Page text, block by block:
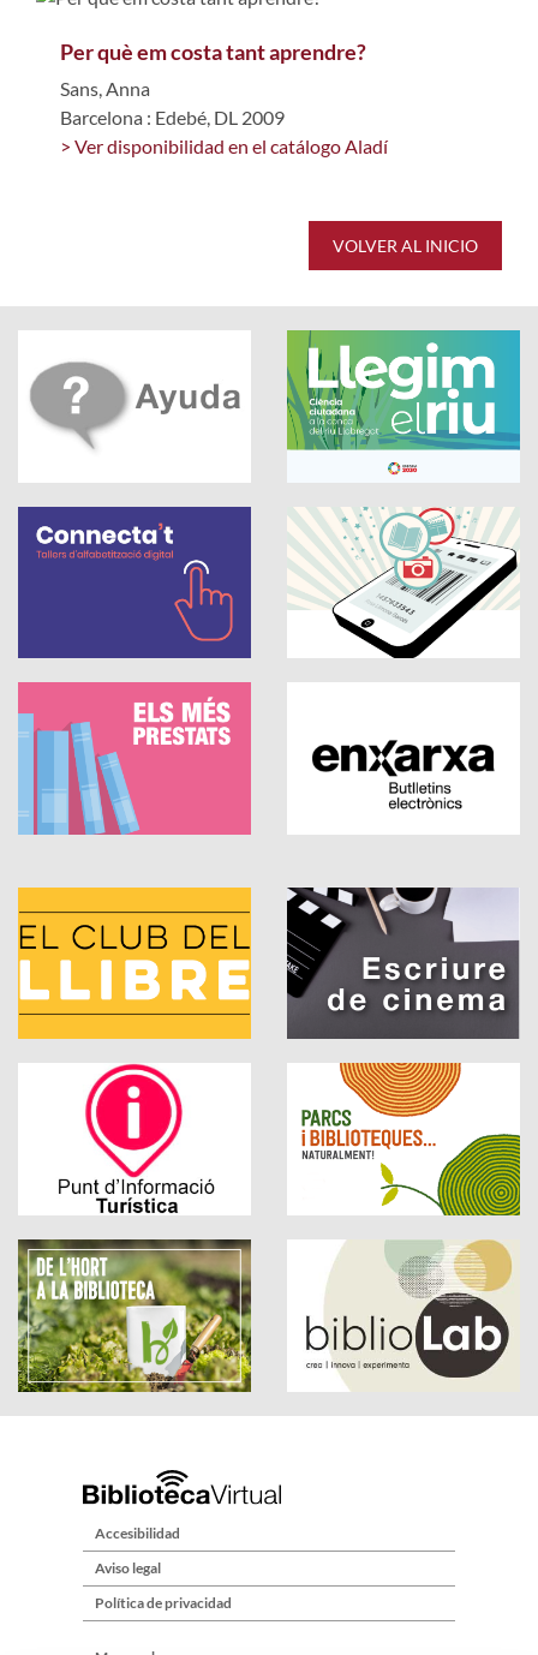
Per què em costa tant aprendre?
Sans, Anna
Barcelona : Edebé, DL 2009
> Ver disponibilidad en el catálogo Aladí
VOLVER AL INICIO
Accesibilidad
Aviso legal
Política de privacidad